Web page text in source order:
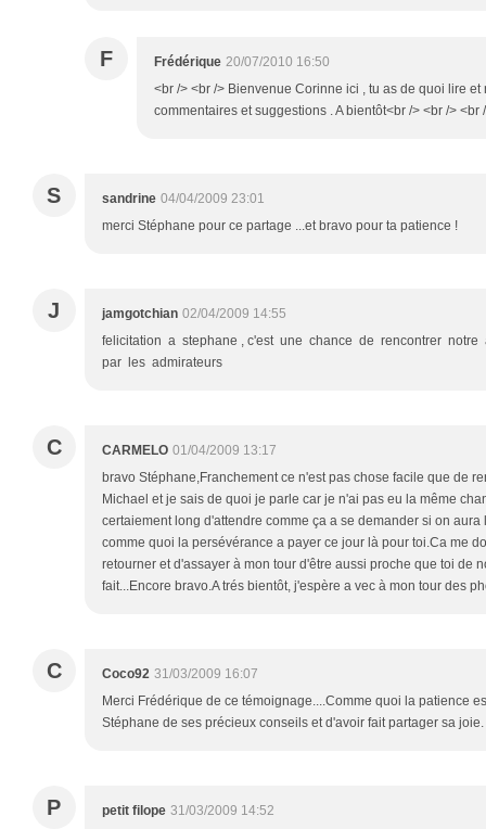
F Frédérique 20/07/2010 16:50
<br /> <br /> Bienvenue Corinne ici , tu as de quoi lire
commentaires et suggestions . A bientôt<br /> <br /> <br
S sandrine 04/04/2009 23:01
merci Stéphane pour ce partage ...et bravo pour ta patience !
J jamgotchian 02/04/2009 14:55
felicitation a stephane , c'est une chance de rencontrer
par les admirateurs
C CARMELO 01/04/2009 13:17
bravo Stéphane,Franchement ce n'est pas chose facile que de
Michael et je sais de quoi je parle car je n'ai pas eu la même
certaiement long d'attendre comme ça a se demander si on
comme quoi la persévérance a payer ce jour là pour toi.Ca me
retourner et d'assayer à mon tour d'être aussi proche que toi de
fait...Encore bravo.A trés bientôt, j'espère a vec à mon tour des
C Coco92 31/03/2009 16:07
Merci Frédérique de ce témoignage....Comme quoi la patience
Stéphane de ses précieux conseils et d'avoir fait partager sa joie.
P petit filope 31/03/2009 14:52